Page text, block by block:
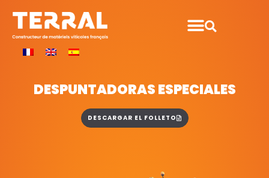
DESPUNTADORAS ESPECIALES
DESCARGAR EL FOLLETO